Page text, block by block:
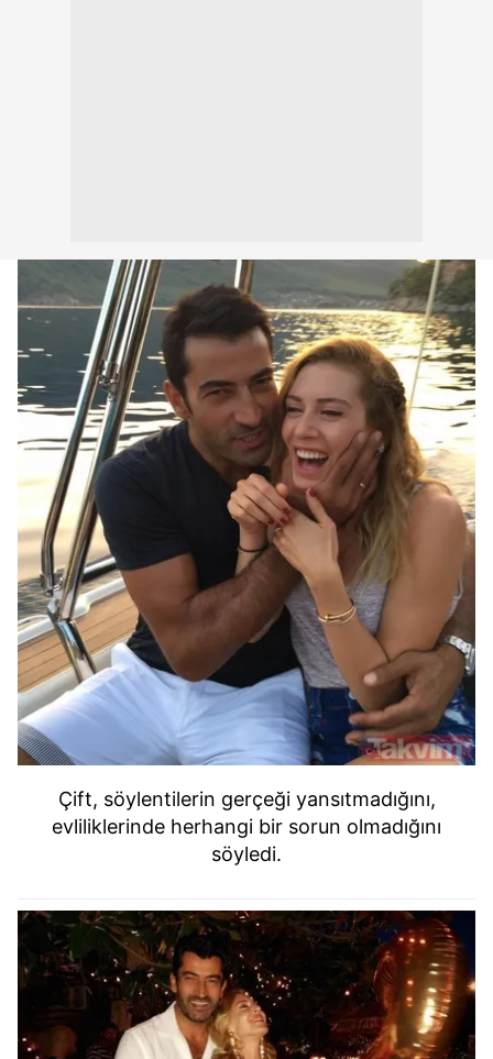
Çift, söylentilerin gerçeği yansıtmadığını,
evliliklerinde herhangi bir sorun olmadığını
söyledi.